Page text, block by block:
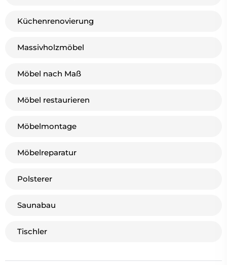
Küchenrenovierung
Massivholzmöbel
Möbel nach Maß
Möbel restaurieren
Möbelmontage
Möbelreparatur
Polsterer
Saunabau
Tischler